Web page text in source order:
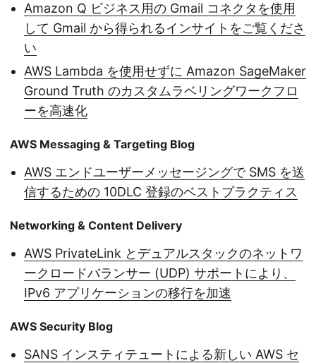
Amazon Q ビジネス用の Gmail コネクタを使用
して Gmail から得られるインサイトをご覧くださ
い
AWS Lambda を使用せずに Amazon SageMaker
Ground Truth のカスタムラベリングワークフロ
ーを高速化
AWS Messaging & Targeting Blog
AWS エンドユーザーメッセージングで SMS を送
信するための 10DLC 登録のベストプラクティス
Networking & Content Delivery
AWS PrivateLink とデュアルスタックのネットワ
ークロードバランサー (UDP) サポートにより、
IPv6 アプリケーションの移行を加速
AWS Security Blog
SANS インスティテュートによる新しい AWS セ